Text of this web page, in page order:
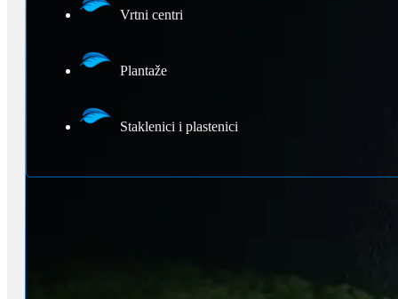
Vrtni centri
Plantaže
Staklenici i plastenici